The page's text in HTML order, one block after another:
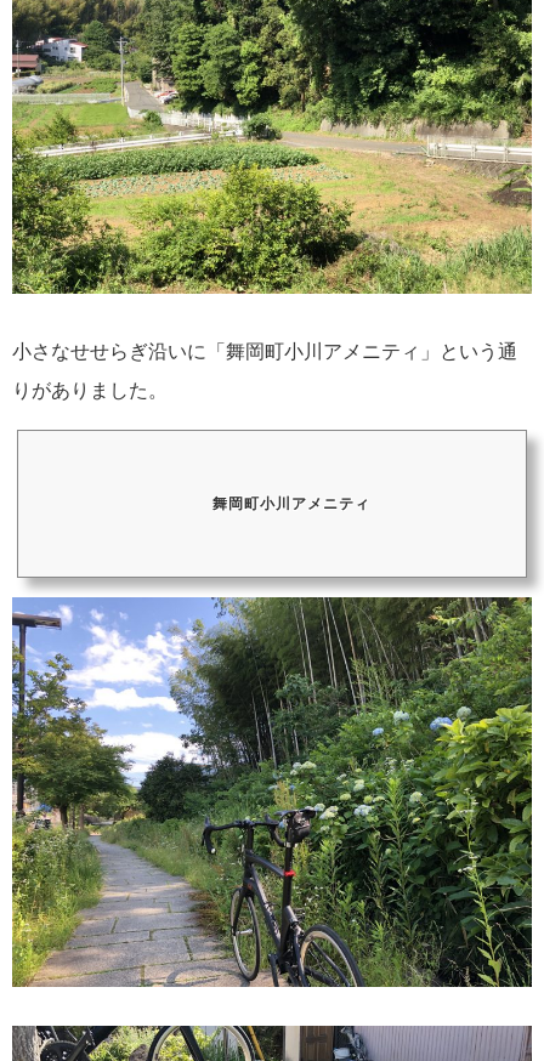
小さなせせらぎ沿いに「舞岡町小川アメニティ」という通
りがありました。
舞岡町小川アメニティ